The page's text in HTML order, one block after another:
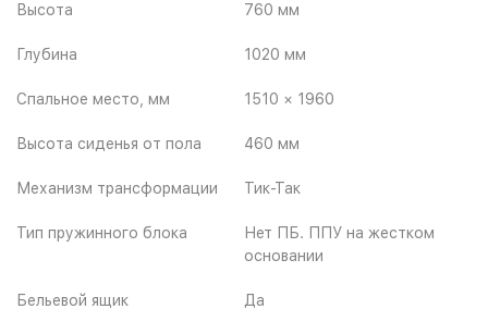
Высота 760 мм
Глубина 1020 мм
Спальное место, мм 1510 × 1960
Высота сиденья от пола 460 мм
Механизм трансформации Тик-Так
Тип пружинного блока
Нет ПБ. ППУ на жестком
основании
Бельевой ящик Да